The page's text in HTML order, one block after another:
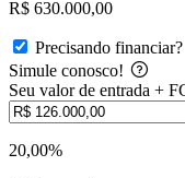
R$ 630.000,00
Precisando financiar?
Simule conosco!
Seu valor de entrada +
20,00%